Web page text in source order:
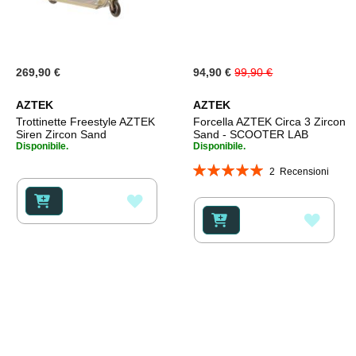
269,90 €
AZTEK
Trottinette Freestyle AZTEK
Siren Zircon Sand
Disponibile.
AGGIUNGI
ALLA
Special
Price
94,90 € 99,90 €
AZTEK
Forcella AZTEK Circa 3 Zircon
Sand - SCOOTER LAB
Disponibile.
Valutazione:
2 Recensioni
ALLA